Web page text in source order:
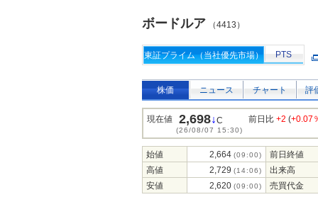
ボードルア （4413）
東証プライム（当社優先市場） PTS
株価 ニュース チャート 評
現在値 2,698↓C
(26/08/07 15:30)
前日比 +2 (+0.07
始値 2,664 (09:00)
前日終値
高値
2,729 (14:06)
出来高
安値
2,620 (09:00) 売買代金